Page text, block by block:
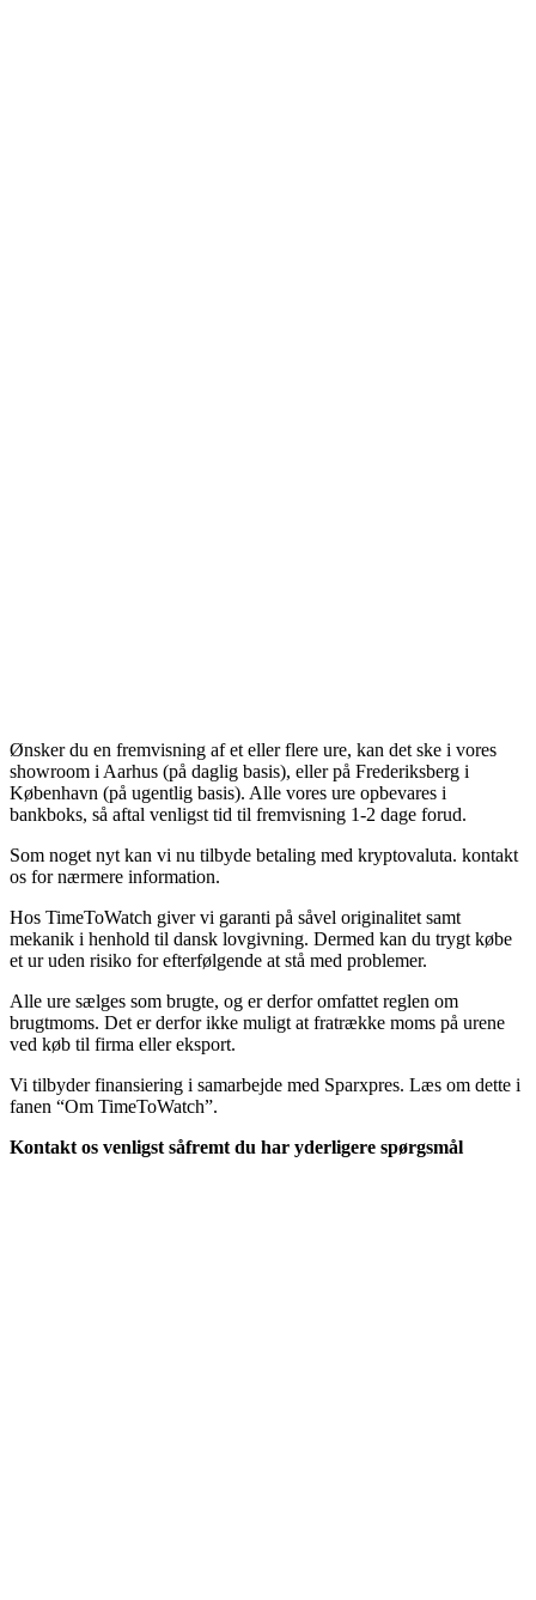
Ønsker du en fremvisning af et eller flere ure, kan det ske i vores
showroom i Aarhus (på daglig basis), eller på Frederiksberg i
København (på ugentlig basis). Alle vores ure opbevares i
bankboks, så aftal venligst tid til fremvisning 1-2 dage forud.
Som noget nyt kan vi nu tilbyde betaling med kryptovaluta. kontakt
os for nærmere information.
Hos TimeToWatch giver vi garanti på såvel originalitet samt
mekanik i henhold til dansk lovgivning. Dermed kan du trygt købe
et ur uden risiko for efterfølgende at stå med problemer.
Alle ure sælges som brugte, og er derfor omfattet reglen om
brugtmoms. Det er derfor ikke muligt at fratrække moms på urene
ved køb til firma eller eksport.
Vi tilbyder finansiering i samarbejde med Sparxpres. Læs om dette i
fanen “Om TimeToWatch”.
Kontakt os venligst såfremt du har yderligere spørgsmål